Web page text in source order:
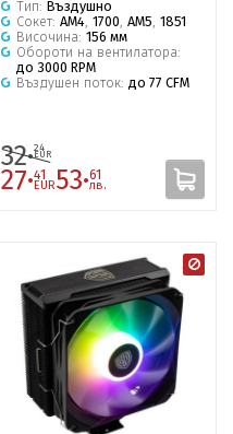
Тип: Въздушно
Сокет: AM4, 1700, AM5, 1851
Височина: 156 мм
Обороти на вентилатора:
до 3000 RPM
Въздушен поток: до 77 CFM
32·24
EUR
27·41
EUR53·61
лв.